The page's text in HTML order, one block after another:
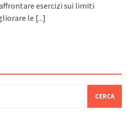
esercizi sui limiti
le [...]